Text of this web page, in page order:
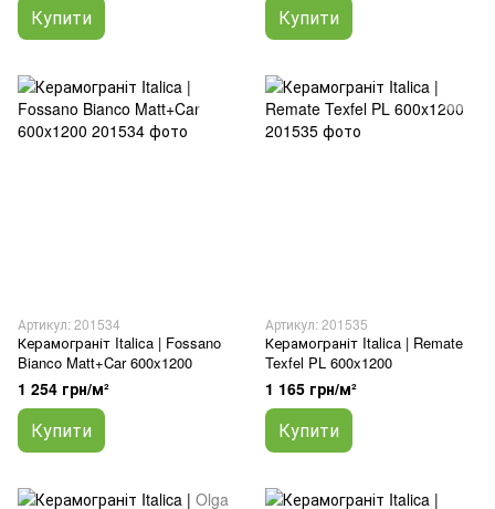
Купити Купити
Артикул: 201534
Керамограніт Italica | Fossano
Bianco Matt+Car 600x1200
1 254 грн/м²
Купити
Артикул: 201535
Керамограніт Italica | Remate
Texfel PL 600x1200
1 165 грн/м²
Купити